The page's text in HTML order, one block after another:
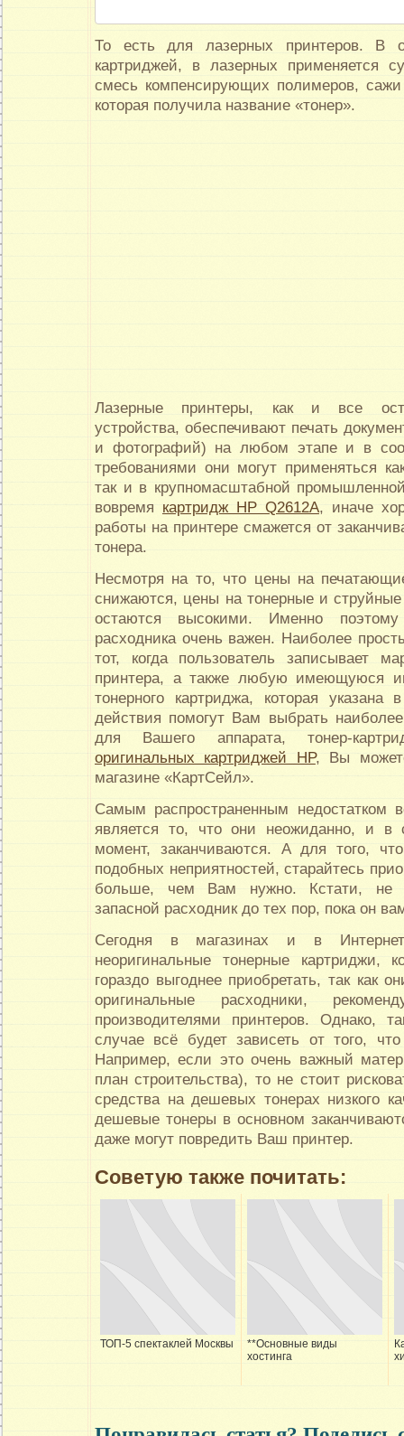
То есть для лазерных принтеров. В
картриджей, в лазерных применяется
смесь компенсирующих полимеров, сажи
которая получила название «тонер».
Лазерные принтеры, как и все
устройства, обеспечивают печать
и фотографий) на любом этапе и в
требованиями они могут применяться
так и в крупномасштабной
вовремя картридж HP Q2612A, иначе
работы на принтере смажется от
тонера.
Несмотря на то, что цены на
снижаются, цены на тонерные и
остаются высокими. Именно
расходника очень важен. Наиболее
тот, когда пользователь записывает
принтера, а также любую имеющуюся
тонерного картриджа, которая указана
действия помогут Вам выбрать
для Вашего аппарата, тонер-
оригинальных картриджей HP, Вы
магазине «КартСейл».
Самым распространенным недостатком
является то, что они неожиданно, и в
момент, заканчиваются. А для того,
подобных неприятностей, старайтесь
больше, чем Вам нужно. Кстати, не
запасной расходник до тех пор, пока он
Сегодня в магазинах и в
неоригинальные тонерные картриджи,
гораздо выгоднее приобретать, так как
оригинальные расходники,
производителями принтеров. Однако,
случае всё будет зависеть от того,
Например, если это очень важный
план строительства), то не стоит
средства на дешевых тонерах низкого
дешевые тонеры в основном
даже могут повредить Ваш принтер.
Советую также почитать:
ТОП-5 спектаклей Москвы
**Основные виды
хостинга